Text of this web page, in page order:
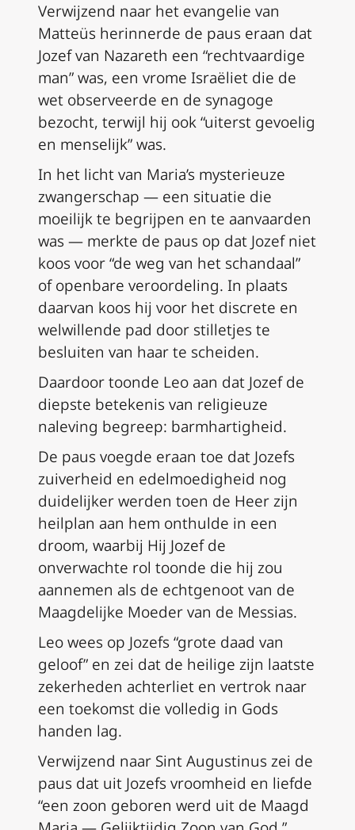
Verwijzend naar het evangelie van
Matteüs herinnerde de paus eraan dat
Jozef van Nazareth een “rechtvaardige
man” was, een vrome Israëliet die de
wet observeerde en de synagoge
bezocht, terwijl hij ook “uiterst gevoelig
en menselijk” was.
In het licht van Maria’s mysterieuze
zwangerschap — een situatie die
moeilijk te begrijpen en te aanvaarden
was — merkte de paus op dat Jozef niet
koos voor “de weg van het schandaal”
of openbare veroordeling. In plaats
daarvan koos hij voor het discrete en
welwillende pad door stilletjes te
besluiten van haar te scheiden.
Daardoor toonde Leo aan dat Jozef de
diepste betekenis van religieuze
naleving begreep: barmhartigheid.
De paus voegde eraan toe dat Jozefs
zuiverheid en edelmoedigheid nog
duidelijker werden toen de Heer zijn
heilplan aan hem onthulde in een
droom, waarbij Hij Jozef de
onverwachte rol toonde die hij zou
aannemen als de echtgenoot van de
Maagdelijke Moeder van de Messias.
Leo wees op Jozefs “grote daad van
geloof” en zei dat de heilige zijn laatste
zekerheden achterliet en vertrok naar
een toekomst die volledig in Gods
handen lag.
Verwijzend naar Sint Augustinus zei de
paus dat uit Jozefs vroomheid en liefde
“een zoon geboren werd uit de Maagd